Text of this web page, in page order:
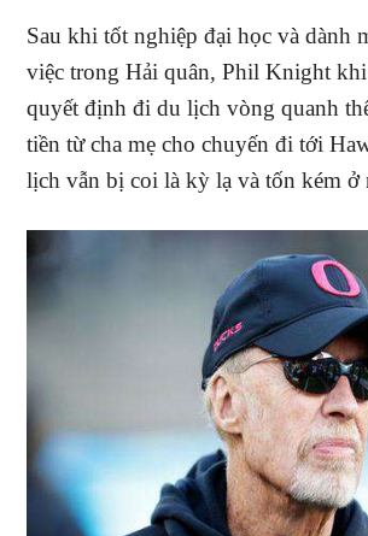
Sau khi tốt nghiệp đại học và dành
việc trong Hải quân, Phil Knight
quyết định đi du lịch vòng quanh
tiền từ cha mẹ cho chuyến đi tới
lịch vẫn bị coi là kỳ lạ và tốn kém ở